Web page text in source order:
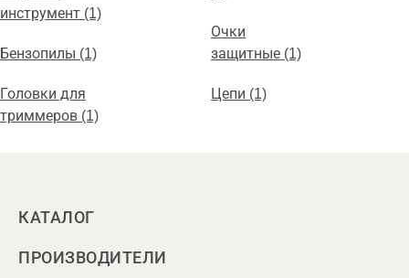
инструмент (1)
Бензопилы (1)
Головки для
триммеров (1)
Очки
защитные (1)
Цепи (1)
КАТАЛОГ
ПРОИЗВОДИТЕЛИ